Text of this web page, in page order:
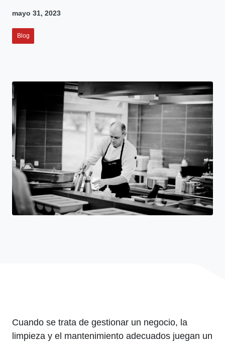
mayo 31, 2023
Blog
Cuando se trata de gestionar un negocio, la
limpieza y el mantenimiento adecuados juegan un